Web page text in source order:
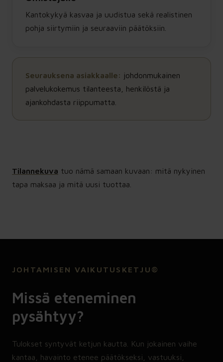
Kantokykyä kasvaa ja uudistua sekä realistinen
pohja siirtymiin ja seuraaviin päätöksiin.
Seurauksena asiakkaalle: johdonmukainen
palvelukokemus tilanteesta, henkilöstä ja
ajankohdasta riippumatta.
Tilannekuva tuo nämä samaan kuvaan: mitä nykyinen
tapa maksaa ja mitä uusi tuottaa.
JOHTAMISEN VAIKUTUSKETJU®
Missä eteneminen
pysähtyy?
Tulokset syntyvät ketjun kautta. Kun jokainen vaihe
kantaa, havainto etenee päätökseksi, vastuuksi,